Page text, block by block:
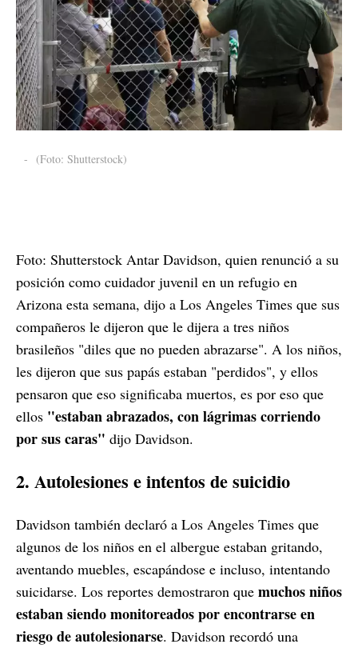
- (Foto: Shutterstock)
Foto: Shutterstock Antar Davidson, quien renunció a su
posición como cuidador juvenil en un refugio en
Arizona esta semana, dijo a Los Angeles Times que sus
compañeros le dijeron que le dijera a tres niños
brasileños "diles que no pueden abrazarse". A los niños,
les dijeron que sus papás estaban "perdidos", y ellos
pensaron que eso significaba muertos, es por eso que
ellos "estaban abrazados, con lágrimas corriendo
por sus caras" dijo Davidson.
2. Autolesiones e intentos de suicidio
Davidson también declaró a Los Angeles Times que
algunos de los niños en el albergue estaban gritando,
aventando muebles, escapándose e incluso, intentando
suicidarse. Los reportes demostraron que muchos niños
estaban siendo monitoreados por encontrarse en
riesgo de autolesionarse. Davidson recordó una